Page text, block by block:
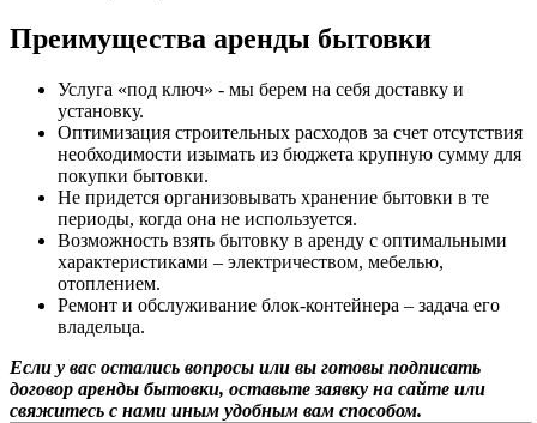
Преимущества аренды бытовки
Услуга «под ключ» - мы берем на себя доставку и
установку.
Оптимизация строительных расходов за счет отсутствия
необходимости изымать из бюджета крупную сумму для
покупки бытовки.
Не придется организовывать хранение бытовки в те
периоды, когда она не используется.
Возможность взять бытовку в аренду с оптимальными
характеристиками – электричеством, мебелью,
отоплением.
Ремонт и обслуживание блок-контейнера – задача его
владельца.
Если у вас остались вопросы или вы готовы подписать
договор аренды бытовки, оставьте заявку на сайте или
свяжитесь с нами иным удобным вам способом.